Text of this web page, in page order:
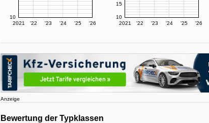
2021 '22 '23 '24 '25 '26
10
2021 '22 '23 '24 '25 '26
10
15
Anzeige
Bewertung der Typklassen